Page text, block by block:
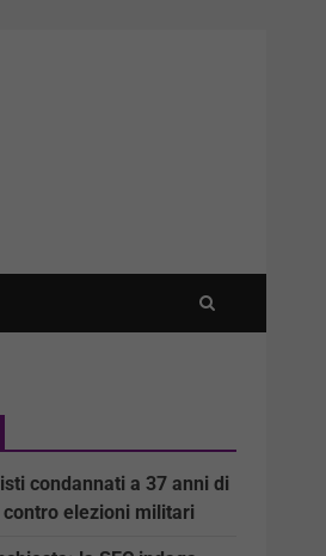
condannati a 37 anni di
elezioni militari